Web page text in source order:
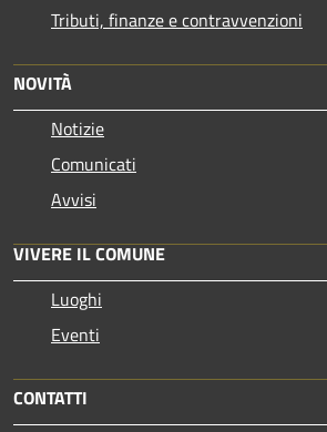
Tributi, finanze e contravvenzioni
NOVITÀ
Notizie
Comunicati
Avvisi
VIVERE IL COMUNE
Luoghi
Eventi
CONTATTI